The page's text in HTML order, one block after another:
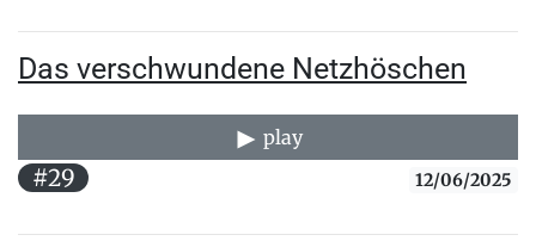
Das verschwundene Netzhöschen
play
#29 12/06/2025